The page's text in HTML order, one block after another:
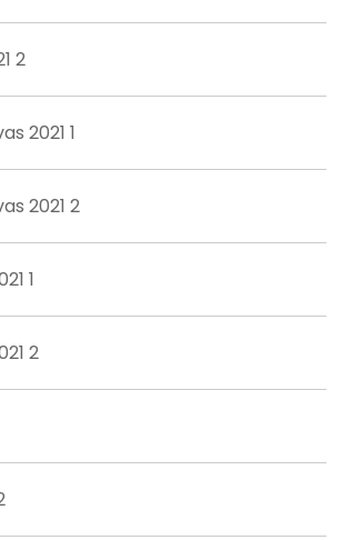
2
2021 1
2021 2
1
2